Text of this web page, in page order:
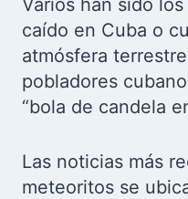
Varios han sido
caído en Cuba o
atmósfera
pobladores
“bola de candela
Las noticias más
meteoritos se